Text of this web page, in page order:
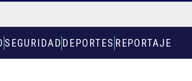
SEGURIDAD DEPORTES REPORTAJE